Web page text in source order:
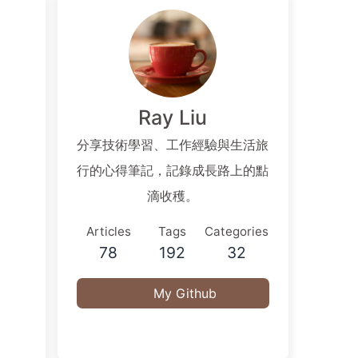
Ray Liu
分享技術學習、工作經驗與生活旅
行的心得筆記，記錄成長路上的點
滴收穫。
Articles
78
Tags
192
Categories
32
My Github